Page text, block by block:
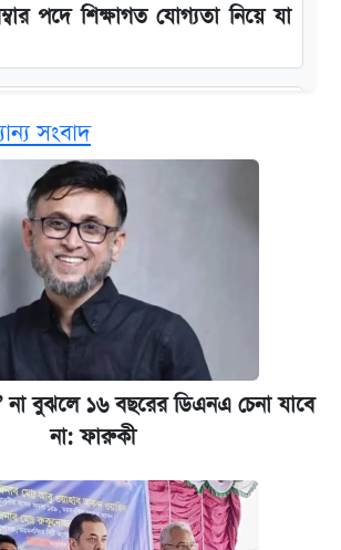
পদে শিক্ষাগত যোগ্যতা নিয়ে যা
হলে সমকামিতার অভিযোগে দুইজন
ফের বেড়েছে সোনার দাম
তে যৌনকর্মীর দালাল অ্যাডলফ
আবেদন শুরু, জেনে নিন পদ্ধতি
যেসব মার্কেট-দোকানপাট
সংবাদ
না বুঝলে ১৬ বছরের ডিএনএ চেনা যাবে
না: ফারুকী